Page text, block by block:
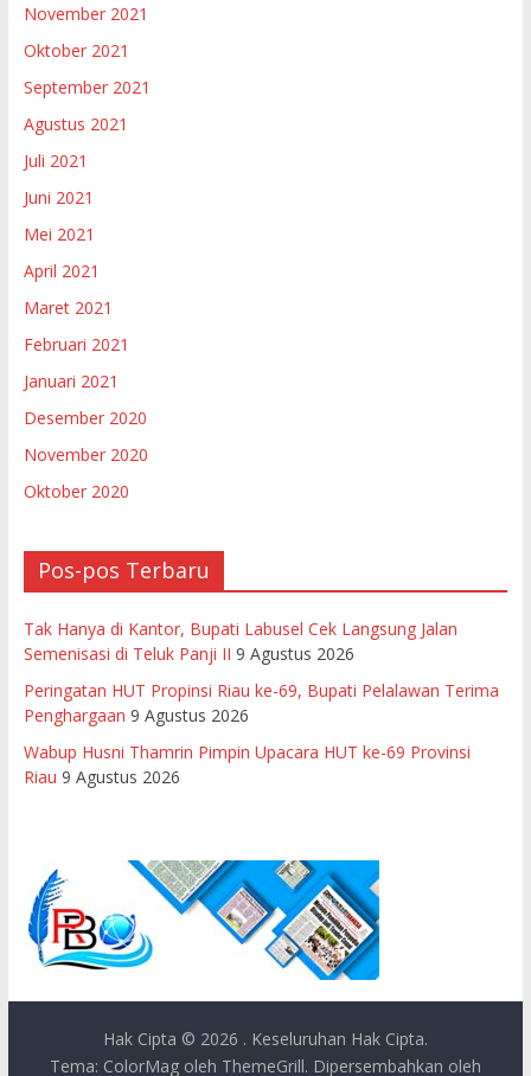
November 2021
Oktober 2021
September 2021
Agustus 2021
Juli 2021
Juni 2021
Mei 2021
April 2021
Maret 2021
Februari 2021
Januari 2021
Desember 2020
November 2020
Oktober 2020
Pos-pos Terbaru
Tak Hanya di Kantor, Bupati Labusel Cek Langsung Jalan
Semenisasi di Teluk Panji II 9 Agustus 2026
Peringatan HUT Propinsi Riau ke-69, Bupati Pelalawan Terima
Penghargaan 9 Agustus 2026
Wabup Husni Thamrin Pimpin Upacara HUT ke-69 Provinsi
Riau 9 Agustus 2026
Hak Cipta © 2026 . Keseluruhan Hak Cipta.
Tema: ColorMagoleh ThemeGrill. Dipersembahkan oleh